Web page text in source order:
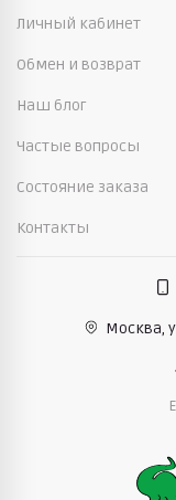
Личный кабинет
Обмен и возврат
Наш блог
Частые вопросы
Состояние заказа
Контакты
Москва,